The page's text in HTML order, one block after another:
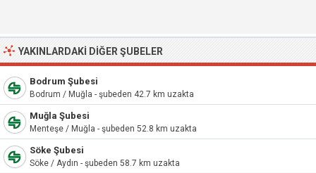
YAKINLARDAKI DIĞER ŞUBELER
Bodrum Şubesi
Bodrum / Muğla - şubeden 42.7 km uzakta
Muğla Şubesi
Menteşe / Muğla - şubeden 52.8 km uzakta
Söke Şubesi
Söke / Aydın - şubeden 58.7 km uzakta